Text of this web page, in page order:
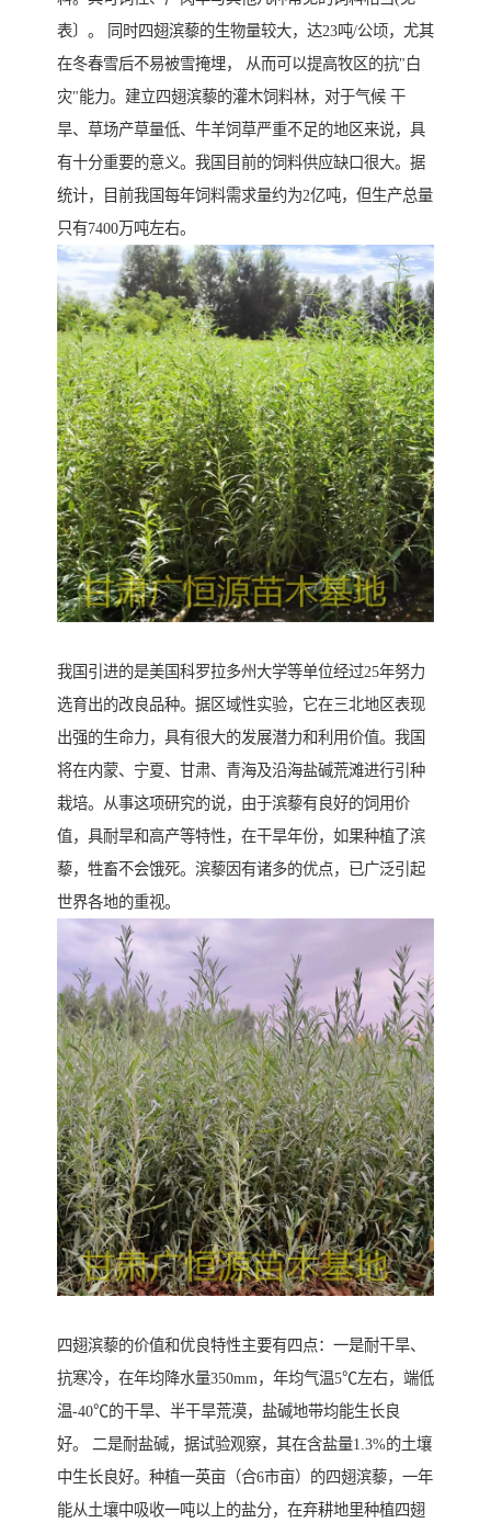
表〕。 同时四翅滨藜的生物量较大，达23吨/公顷，尤其
在冬春雪后不易被雪掩埋， 从而可以提高牧区的抗"白
灾"能力。建立四翅滨藜的灌木饲料林，对于气候 干
旱、草场产草量低、牛羊饲草严重不足的地区来说，具
有十分重要的意义。我国目前的饲料供应缺口很大。据
统计，目前我国每年饲料需求量约为2亿吨，但生产总量
只有7400万吨左右。
我国引进的是美国科罗拉多州大学等单位经过25年努力
选育出的改良品种。据区域性实验，它在三北地区表现
出强的生命力，具有很大的发展潜力和利用价值。我国
将在内蒙、宁夏、甘肃、青海及沿海盐碱荒滩进行引种
栽培。从事这项研究的说，由于滨藜有良好的饲用价
值，具耐旱和高产等特性，在干旱年份，如果种植了滨
藜，牲畜不会饿死。滨藜因有诸多的优点，已广泛引起
世界各地的重视。
四翅滨藜的价值和优良特性主要有四点：一是耐干旱、
抗寒冷，在年均降水量350mm，年均气温5℃左右，端低
温-40℃的干旱、半干旱荒漠，盐碱地带均能生长良
好。 二是耐盐碱，据试验观察，其在含盐量1.3%的土壤
中生长良好。种植一英亩（合6市亩）的四翅滨藜，一年
能从土壤中吸收一吨以上的盐分，在弃耕地里种植四翅